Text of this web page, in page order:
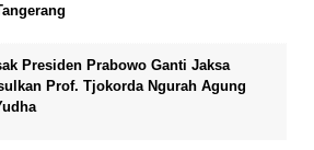
Presiden Prabowo Ganti Jaksa
Prof. Tjokorda Ngurah Agung